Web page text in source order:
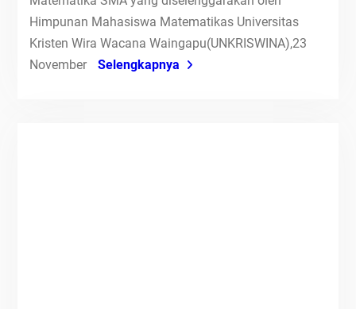
Himpunan Mahasiswa Matematikas Universitas
Kristen Wira Wacana Waingapu(UNKRISWINA),23
November
Selengkapnya